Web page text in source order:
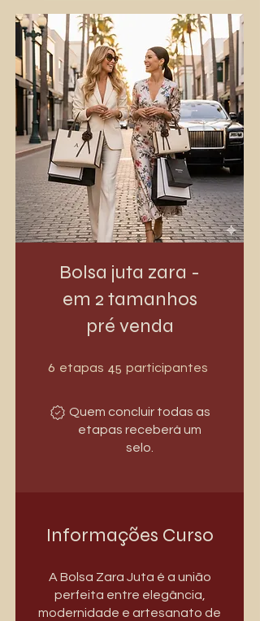
Bolsa juta zara -
em 2 tamanhos
pré venda
6 etapas 6 etapas
45 participantes
Quem concluir todas as
etapas receberá um
selo.
Informações Curso
A Bolsa Zara Juta é a união
perfeita entre elegância,
modernidade e artesanato de